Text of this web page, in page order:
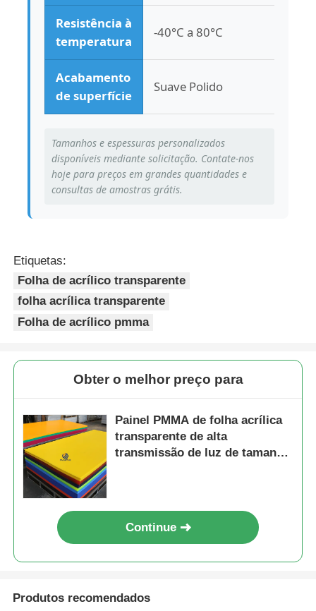
Resistência à
temperatura
-40°C a 80°C
Acabamento
de superfície
Suave Polido
Tamanhos e espessuras personalizados
disponíveis mediante solicitação. Contate-nos
hoje para preços em grandes quantidades e
consultas de amostras grátis.
Etiquetas:
Folha de acrílico transparente
folha acrílica transparente
Folha de acrílico pmma
Obter o melhor preço para
Painel PMMA de folha acrílica
transparente de alta
transmissão de luz de tamanho
Continue
Produtos recomendados